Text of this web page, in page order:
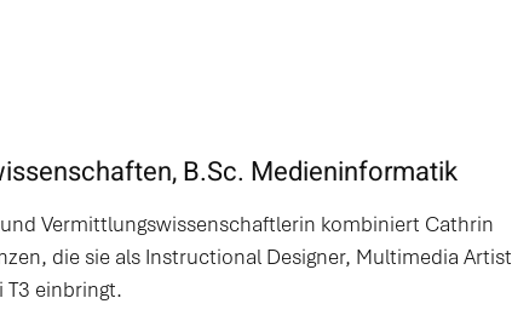
B.Sc. Medieninformatik
Vermittlungswissenschaftlerin kombiniert Cathrin
die sie als Instructional Designer, Multimedia Artist
einbringt.